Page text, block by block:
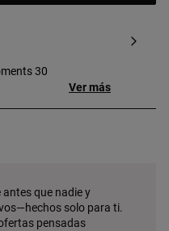
30
Ver más
que nadie y
solo para ti.
pensadas